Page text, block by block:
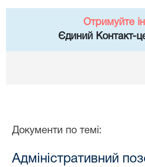
Отримуйте
Єдиний Контакт-
Документи по темі:
Адміністративний